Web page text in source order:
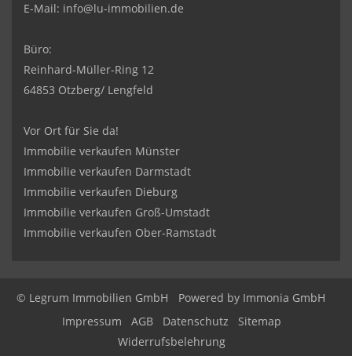
E-Mail: info@lu-immobilien.de
Büro:
Reinhard-Müller-Ring 12
64853 Otzberg/ Lengfeld
Vor Ort für Sie da!
Immobilie verkaufen Münster
Immobilie verkaufen Darmstadt
Immobilie verkaufen Dieburg
Immobilie verkaufen Groß-Umstadt
Immobilie verkaufen Ober-Ramstadt
© Legrum Immobilien GmbH Powered by Immonia GmbH
Impressum
AGB Datenschutz
Sitemap
Widerrufsbelehrung